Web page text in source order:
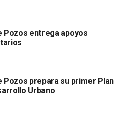
al desarrollo urbano y
un modelo de
y centrado en las
avanzar en la construcción
el bienestar social, la inclusión
Pozos entrega apoyos
Pozos prepara su primer Plan
Urbano